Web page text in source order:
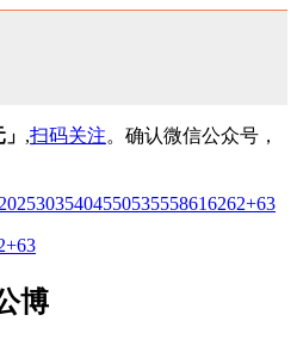
,扫码关注。确认微信公众号，
20253035404550535558616262+63
63
博